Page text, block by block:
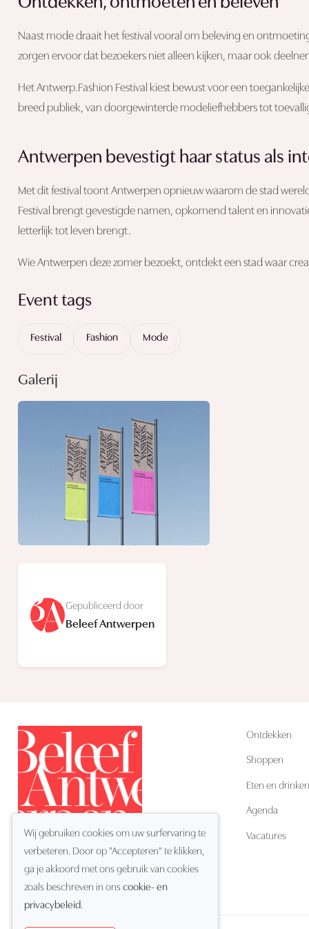
Naast mode draait het festival vooral om beleving en
zorgen ervoor dat bezoekers niet alleen kijken, maar ook
Het Antwerp.Fashion Festival kiest bewust voor een
breed publiek, van doorgewinterde modeliefhebbers tot
Antwerpen bevestigt haar status als
Met dit festival toont Antwerpen opnieuw waarom de stad
Festival brengt gevestigde namen, opkomend talent en
letterlijk tot leven brengt.
Wie Antwerpen deze zomer bezoekt, ontdekt een stad waar
Event tags
Festival Fashion Mode
Galerij
Gepubliceerd door
Beleef Antwerpen
Taal: NL
Ontdekken
Shoppen
Eten en drinken
Agenda
Vacatures
Wij gebruiken cookies om uw surfervaring te
verbeteren. Door op "Accepteren" te klikken,
ga je akkoord met ons gebruik van cookies
zoals beschreven in ons cookie- en
privacybeleid.